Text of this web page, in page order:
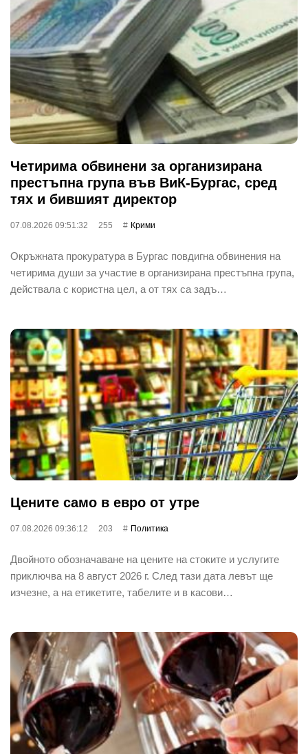
Четирима обвинени за организирана
престъпна група във ВиК-Бургас, сред
тях и бившият директор
07.08.2026 09:51:32 255 Крими
Окръжната прокуратура в Бургас повдигна обвинения на
четирима души за участие в организирана престъпна група,
действала с користна цел, а от тях са задъ…
Цените само в евро от утре
07.08.2026 09:36:12 203 Политика
Двойното обозначаване на цените на стоките и услугите
приключва на 8 август 2026 г. След тази дата левът ще
изчезне, а на етикетите, табелите и в касови…